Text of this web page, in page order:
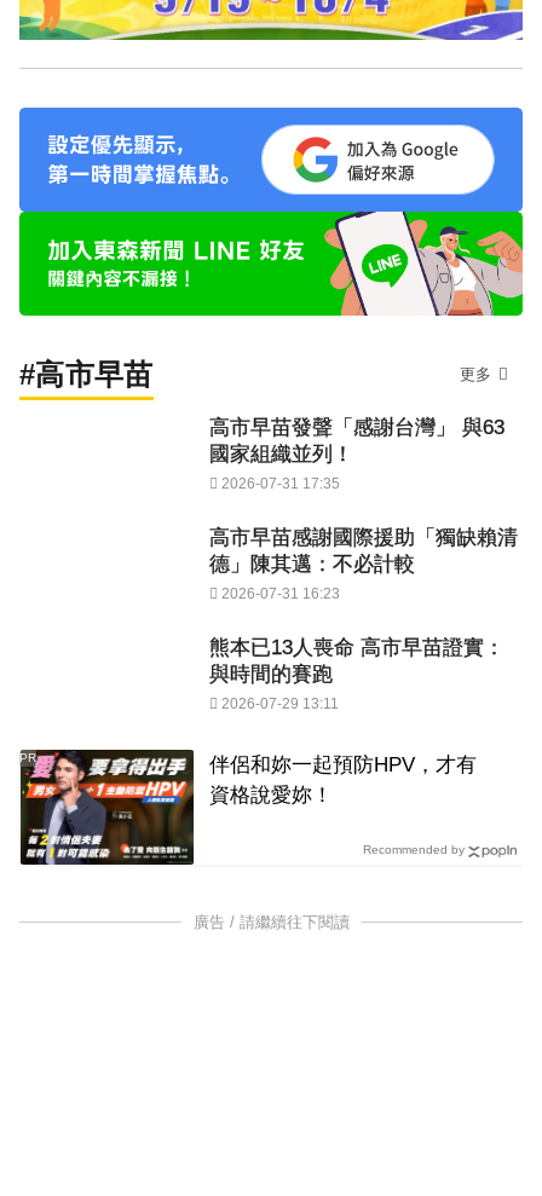
#高市早苗 更多
高市早苗發聲「感謝台灣」 與63
國家組織並列！
2026-07-31 17:35
高市早苗感謝國際援助「獨缺賴清
德」陳其邁：不必計較
2026-07-31 16:23
熊本已13人喪命 高市早苗證實：
與時間的賽跑
2026-07-29 13:11
伴侶和妳一起預防HPV，才有
資格說愛妳！
PR
Recommended by
廣告 / 請繼續往下閱讀